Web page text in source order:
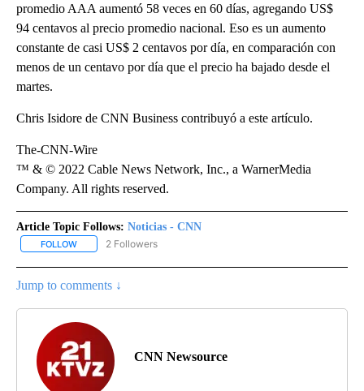
promedio AAA aumentó 58 veces en 60 días, agregando US$
94 centavos al precio promedio nacional. Eso es un aumento
constante de casi US$ 2 centavos por día, en comparación con
menos de un centavo por día que el precio ha bajado desde el
martes.
Chris Isidore de CNN Business contribuyó a este artículo.
The-CNN-Wire
™ & © 2022 Cable News Network, Inc., a WarnerMedia
Company. All rights reserved.
Article Topic Follows: Noticias - CNN
FOLLOW FOLLOW "NOTICIAS - CNN" TO RECEIVE NOTIFICATIONS ABOUT
2 Followers
Jump to comments ↓
CNN Newsource